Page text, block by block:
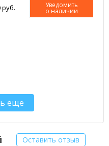
руб. Уведомить
о наличии
еще
Оставить отзыв